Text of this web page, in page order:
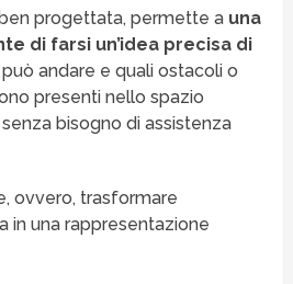
progettata, permette a una
di farsi un’idea precisa di
andare e quali ostacoli o
presenti nello spazio
bisogno di assistenza
ovvero, trasformare
in una rappresentazione